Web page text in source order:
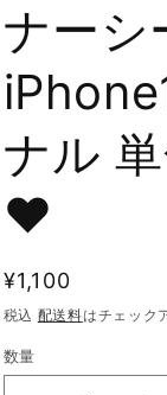
ナーシ
ナル
❤️
通
常
価
格
¥1,100
税込 配送料はチェック
数量